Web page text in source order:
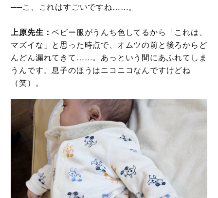
──こ、これはすごいですね……。
上原先生：ベビー服がうんち色してるから「これは、
マズイな」と思った時点で、オムツの前と後ろからど
んどん漏れてきて……。あっという間にあふれてしま
うんです。息子のほうはニコニコなんですけどね
（笑）。